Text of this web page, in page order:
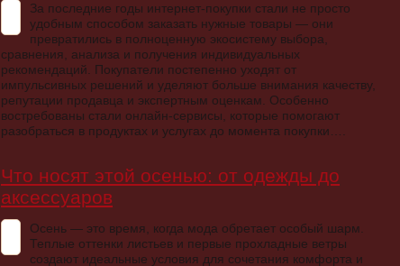
За последние годы интернет-покупки стали не просто
удобным способом заказать нужные товары — они
превратились в полноценную экосистему выбора,
сравнения, анализа и получения индивидуальных
рекомендаций. Покупатели постепенно уходят от
импульсивных решений и уделяют больше внимания качеству,
репутации продавца и экспертным оценкам. Особенно
востребованы стали онлайн-сервисы, которые помогают
разобраться в продуктах и услугах до момента покупки….
Что носят этой осенью: от одежды до
аксессуаров
Осень — это время, когда мода обретает особый шарм.
Теплые оттенки листьев и первые прохладные ветры
создают идеальные условия для сочетания комфорта и